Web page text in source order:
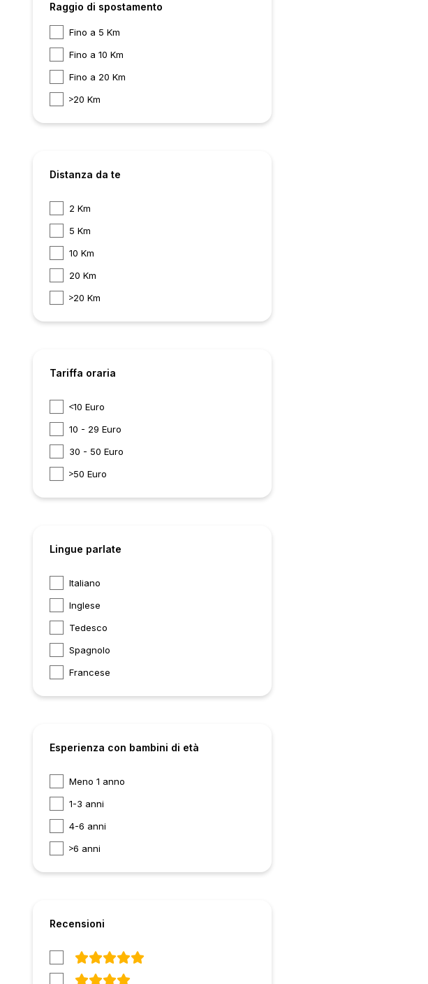
Raggio di spostamento
Fino a 5 Km
Fino a 10 Km
Fino a 20 Km
20 Km
Distanza da te
2 Km
5 Km
10 Km
20 Km
20 Km
Tariffa oraria
10 Euro
10 - 29 Euro
30 - 50 Euro
50 Euro
Lingue parlate
Italiano
Inglese
Tedesco
Spagnolo
Francese
Esperienza con bambini di età
Meno 1 anno
1-3 anni
4-6 anni
6 anni
Recensioni